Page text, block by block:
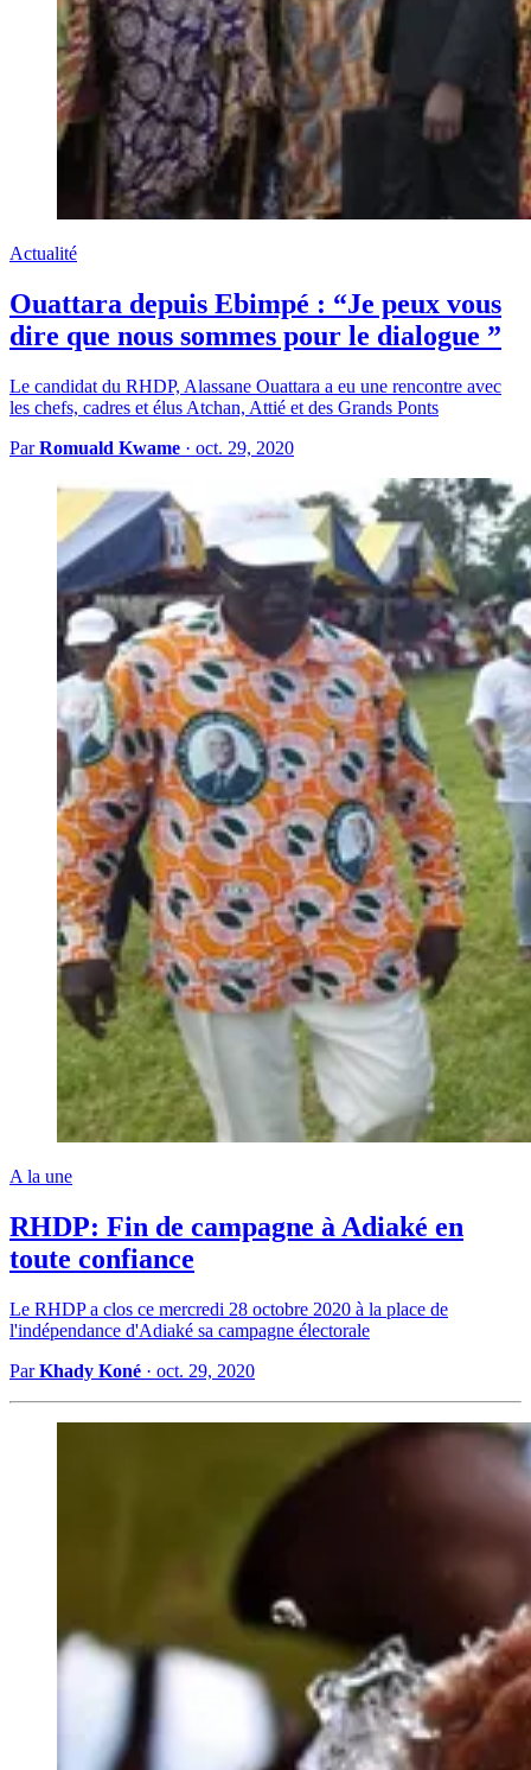
Actualité
Ouattara depuis Ebimpé : “Je peux vous
dire que nous sommes pour le dialogue ”
Le candidat du RHDP, Alassane Ouattara a eu une rencontre avec
les chefs, cadres et élus Atchan, Attié et des Grands Ponts
ParRomuald Kwame · oct. 29, 2020
A la une
RHDP: Fin de campagne à Adiaké en
toute confiance
Le RHDP a clos ce mercredi 28 octobre 2020 à la place de
l'indépendance d'Adiaké sa campagne électorale
ParKhady Koné · oct. 29, 2020